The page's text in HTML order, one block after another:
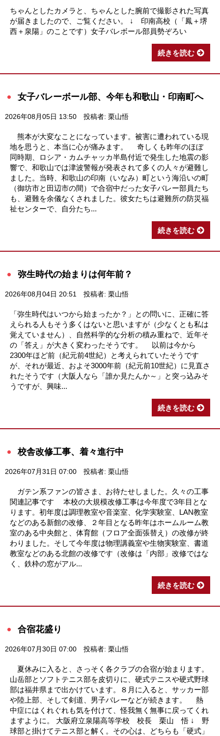
ちゃんとしたカメラと、ちゃんとした腕前で撮影された写真
が届きましたので、ご覧ください。 ↓ 印南高校（「鳳＋堺
西＋泉陽」のことです）女子バレボール部員勢ぞろい
続きを読む
女子バレーボール部、今年も和歌山・印南町へ
2026年08月05日 13:50 投稿者: 栗山悟
熊本が大変なことになっています。被害に遭われている現
地を思うと、本当に心が痛みます。 奇しくも昨年のほぼ
同時期、ロシア・カムチャッカ半島付近で発生した地震の影
響で、和歌山では津波警報が発表されて多くの人々が避難し
ました。当時、和歌山の印南（いなみ）町という海沿いの町
（御坊市と田辺市の間）で合宿中だった女子バレー部員たち
も、避難を余儀なくされました。彼女たちは避難所の防災福
祉センターで、自分たち...
続きを読む
弥生時代の始まりは何年前？
2026年08月04日 20:51 投稿者: 栗山悟
「弥生時代はいつから始まったか？」との問いに、正確に答
えられる人もそう多くはないと思いますが（少なくとも私は
覚えていません）、自然科学的な分析の積み重ねで、近年そ
の「答え」が大きく変わったそうです。 以前は今から
2300年ほど前（紀元前4世紀）と考えられていたそうです
が、それが最近、およそ3000年前（紀元前10世紀）に見直さ
れたそうです（大阪人なら「誰か見たんか～」と突っ込みそ
うですが、興味...
続きを読む
校舎改修工事、着々進行中
2026年07月31日 07:00 投稿者: 栗山悟
ガテン系ファンの皆さま、お待たせしました。久々の工事
関連記事です 本校の大規模改修工事は今年度で3年目とな
ります。初年度は調理教室や音楽室、化学実験室、LAN教室
などのある新館の改修、２年目となる昨年はホームルーム教
室のある中央館と、体育館（フロア全面張替え）の改修が終
わりました。そして今年度は物理講義室や生物実験室、書道
教室などのある北館の改修です（改修は「内部」改修ではな
く、鉄枠の窓がアル...
続きを読む
合宿花盛り
2026年07月30日 07:00 投稿者: 栗山悟
夏休みに入ると、さっそく各クラブの合宿が始まります。
山岳部とソフトテニス部を皮切りに、硬式テニスや硬式野球
部は福井県まで出かけています。８月に入ると、サッカー部
や陸上部、そして剣道、男子バレーなどが続きます。 熱
中症にはくれぐれも気を付けて、怪我無く無事に戻ってくれ
ますように。 大阪府立泉陽高等学校 校長 栗山 悟 ↓ 野
球部と掛けてテニス部と解く。その心は、どちらも「硬式」